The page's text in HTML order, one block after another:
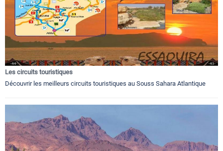
Les circuits touristiques
Découvrir les meilleurs circuits touristiques au Souss Sahara Atlantique